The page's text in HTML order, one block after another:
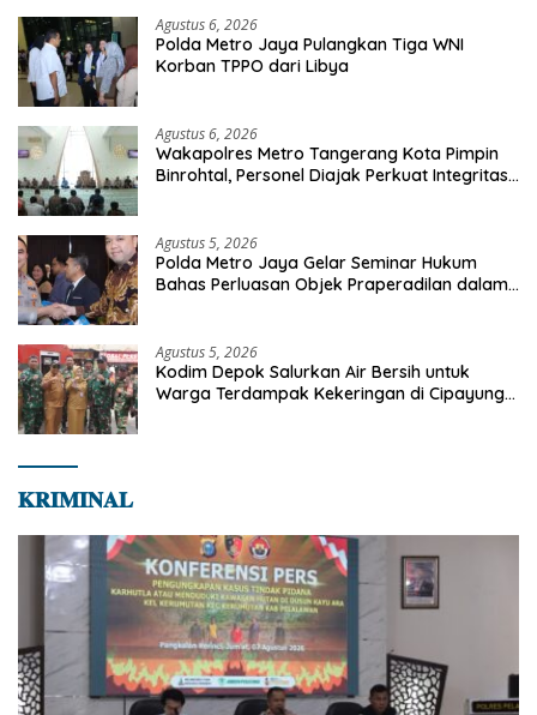
Agustus 6, 2026
Polda Metro Jaya Pulangkan Tiga WNI
Korban TPPO dari Libya
Agustus 6, 2026
Wakapolres Metro Tangerang Kota Pimpin
Binrohtal, Personel Diajak Perkuat Integritas
Agustus 5, 2026
Polda Metro Jaya Gelar Seminar Hukum
Bahas Perluasan Objek Praperadilan dalam
Agustus 5, 2026
Kodim Depok Salurkan Air Bersih untuk
Warga Terdampak Kekeringan di Cipayung
𝐊𝐑𝐈𝐌𝐈𝐍𝐀𝐋